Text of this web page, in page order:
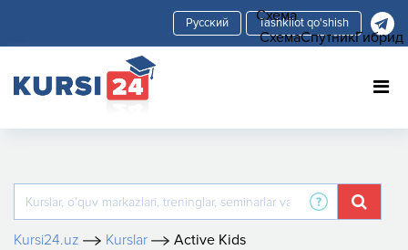
Tashkilot qo'shish
Kursi24.uz Kurslar Active Kids
Схема
СхемаСпутникГибрид